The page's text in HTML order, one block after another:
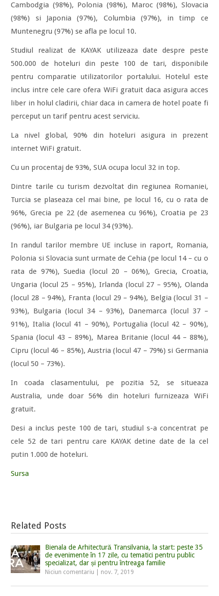
Cambodgia (98%), Polonia (98%), Maroc (98%), Slovacia
(98%) si Japonia (97%), Columbia (97%), in timp ce
Muntenegru (97%) se afla pe locul 10.
Studiul realizat de KAYAK utilizeaza date despre peste
500.000 de hoteluri din peste 100 de tari, disponibile
pentru comparatie utilizatorilor portalului. Hotelul este
inclus intre cele care ofera WiFi gratuit daca asigura acces
liber in holul cladirii, chiar daca in camera de hotel poate fi
perceput un tarif pentru acest serviciu.
La nivel global, 90% din hoteluri asigura in prezent
internet WiFi gratuit.
Cu un procentaj de 93%, SUA ocupa locul 32 in top.
Dintre tarile cu turism dezvoltat din regiunea Romaniei,
Turcia se plaseaza cel mai bine, pe locul 16, cu o rata de
96%, Grecia pe 22 (de asemenea cu 96%), Croatia pe 23
(96%), iar Bulgaria pe locul 34 (93%).
In randul tarilor membre UE incluse in raport, Romania,
Polonia si Slovacia sunt urmate de Cehia (pe locul 14 – cu o
rata de 97%), Suedia (locul 20 – 06%), Grecia, Croatia,
Ungaria (locul 25 – 95%), Irlanda (locul 27 – 95%), Olanda
(locul 28 – 94%), Franta (locul 29 – 94%), Belgia (locul 31 –
93%), Bulgaria (locul 34 – 93%), Danemarca (locul 37 –
91%), Italia (locul 41 – 90%), Portugalia (locul 42 – 90%),
Spania (locul 43 – 89%), Marea Britanie (locul 44 – 88%),
Cipru (locul 46 – 85%), Austria (locul 47 – 79%) si Germania
(locul 50 – 73%).
In coada clasamentului, pe pozitia 52, se situeaza
Australia, unde doar 56% din hoteluri furnizeaza WiFi
gratuit.
Desi a inclus peste 100 de tari, studiul s-a concentrat pe
cele 52 de tari pentru care KAYAK detine date de la cel
putin 1.000 de hoteluri.
Sursa
Related Posts
Bienala de Arhitectură Transilvania, la start: peste 35
de evenimente în 17 zile, cu tematici pentru public
specializat, dar și pentru întreaga familie
Niciun comentariu nov. 7, 2019